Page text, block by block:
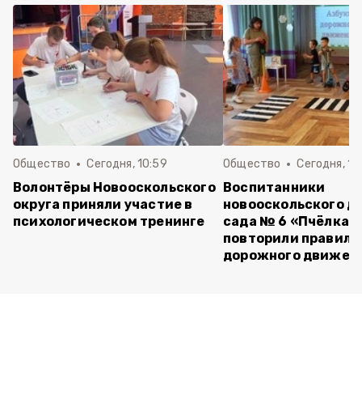
Общество Сегодня, 10:59
Волонтёры Новооскольского
округа приняли участие в
психологическом тренинге
Общество Сегодня,
Воспитанники
новооскольского
сада № 6 «Пчёлка»
повторили правила
дорожного